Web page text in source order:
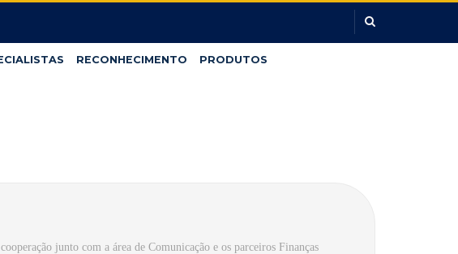
RECONHECIMENTO PRODUTOS
junto com a área de Comunicação e os parceiros Finanças